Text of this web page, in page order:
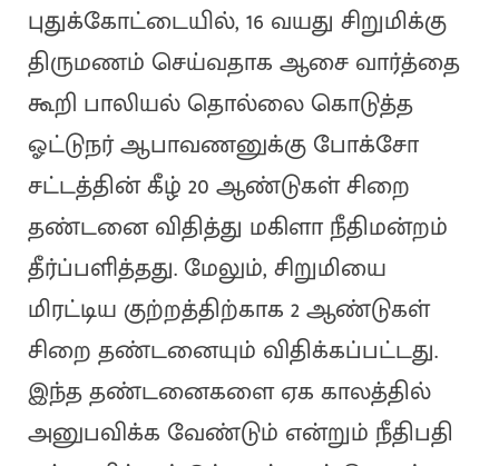
புதுக்கோட்டையில், 16 வயது சிறுமிக்கு
திருமணம் செய்வதாக ஆசை வார்த்தை
கூறி பாலியல் தொல்லை கொடுத்த
ஓட்டுநர் ஆபாவணனுக்கு போக்சோ
சட்டத்தின் கீழ் 20 ஆண்டுகள் சிறை
தண்டனை விதித்து மகிளா நீதிமன்றம்
தீர்ப்பளித்தது. மேலும், சிறுமியை
மிரட்டிய குற்றத்திற்காக 2 ஆண்டுகள்
சிறை தண்டனையும் விதிக்கப்பட்டது.
இந்த தண்டனைகளை ஏக காலத்தில்
அனுபவிக்க வேண்டும் என்றும் நீதிபதி